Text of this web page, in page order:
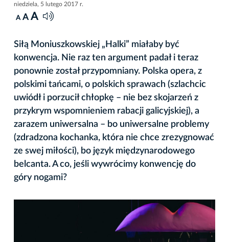
niedziela, 5 lutego 2017 r.
A A A
Siłą Moniuszkowskiej „Halki” miałaby być
konwencja. Nie raz ten argument padał i teraz
ponownie został przypomniany. Polska opera, z
polskimi tańcami, o polskich sprawach (szlachcic
uwiódł i porzucił chłopkę – nie bez skojarzeń z
przykrym wspomnieniem rabacji galicyjskiej), a
zarazem uniwersalna – bo uniwersalne problemy
(zdradzona kochanka, która nie chce zrezygnować
ze swej miłości), bo język międzynarodowego
belcanta. A co, jeśli wywrócimy konwencję do
góry nogami?